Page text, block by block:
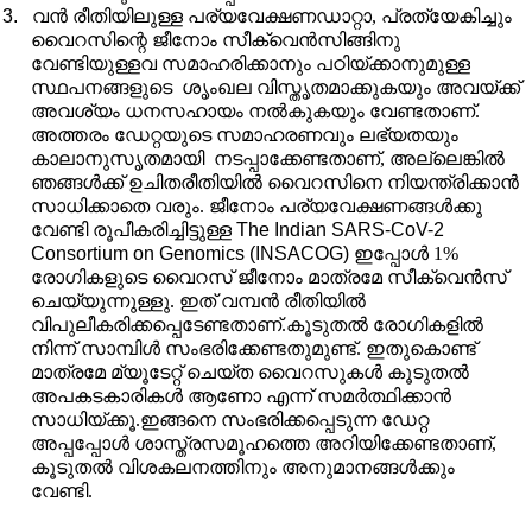
3.
വൻ രീതിയിലുള്ള പര്യവേക്ഷണഡാറ്റാ, പ്രത്യേകിച്ചും
വൈറസിന്റെ ജീനോം സീക്വെൻസിങ്ങിനു
വേണ്ടിയുള്ളവ സമാഹരിക്കാനും പഠിയ്ക്കാനുമുള്ള
സ്ഥപനങ്ങളുടെ ശൃംഖല വിസ്തൃതമാക്കുകയും അവയ്ക്ക്
അവശ്യം ധനസഹായം നൽകുകയും വേണ്ടതാണ്.
അത്തരം ഡേറ്റയുടെ സമാഹരണവും ലഭ്യതയും
കാലാനുസൃതമായി നടപ്പാക്കേണ്ടതാണ്, അല്ലെങ്കിൽ
ഞങ്ങൾക്ക് ഉചിതരീതിയിൽ വൈറസിനെ നിയന്ത്രിക്കാൻ
സാധിക്കാതെ വരും. ജീനോം പര്യവേക്ഷണങ്ങൾക്കു
വേണ്ടി രൂപീകരിച്ചിട്ടുള്ള The Indian SARS-CoV-2
Consortium on Genomics (INSACOG) ഇപ്പോൾ 1%
രോഗികളുടെ വൈറസ് ജീനോം മാത്രമേ സീക്വെൻസ്
ചെയ്യുന്നുള്ളു. ഇത് വമ്പൻ രീതിയിൽ
വിപുലീകരിക്കപ്പെടേണ്ടതാണ്.കൂടുതൽ രോഗികളിൽ
നിന്ന് സാമ്പിൾ സംഭരിക്കേണ്ടതുമുണ്ട്. ഇതുകൊണ്ട്
മാത്രമേ മ്യൂടേറ്റ് ചെയ്ത വൈറസുകൾ കൂടുതൽ
അപകടകാരികൾ ആണോ എന്ന് സമർത്ഥിക്കാൻ
സാധിയ്ക്കൂ.ഇങ്ങനെ സംഭരിക്കപ്പെടുന്ന ഡേറ്റ
അപ്പപ്പോൾ ശാസ്ത്രസമൂഹത്തെ അറിയിക്കേണ്ടതാണ്,
കൂടുതൽ വിശകലനത്തിനും അനുമാനങ്ങൾക്കും
വേണ്ടി.